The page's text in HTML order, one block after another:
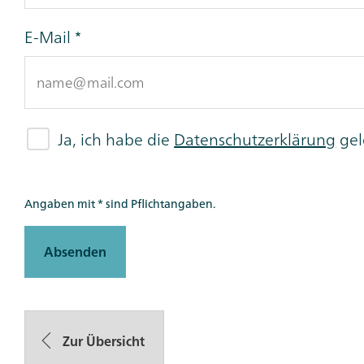
E-Mail
Ja, ich habe dieDatenschutzerklärung
Angaben mit * sind Pflichtangaben.
Absenden
Zur Übersicht